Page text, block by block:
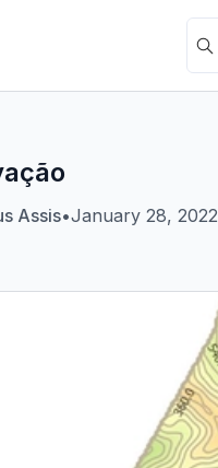
Assis•January 28, 2022